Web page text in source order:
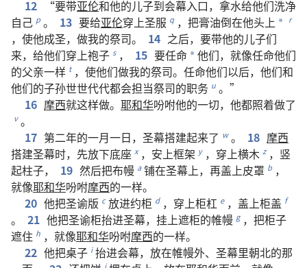
12
“要带亚伦和他的儿子到会幕入口， 拿水给他们洗净
自己 p 。 13 要给亚伦穿上圣服 q ， 把膏油倒在他头上 * r
， 使他成圣， 做我的祭司。 14 之后， 要带他的儿子们
来， 给他们穿上袍子 s ， 15 要任命 *他们， 就像任命他们
的父亲一样 t ， 使他们做我的祭司。 任命他们以后， 他们和
他们的子孙世世代代都会担当祭司的职务 u 。”
16 摩西就这样做。 耶和华吩咐他的一切， 他都照着做了
v 。
17 第二年的一月一日， 圣幕搭建起来了 w 。 18 摩西
搭建圣幕时， 先放下底座 x ， 安上框架 y ， 穿上横木 z ， 竖
起柱子， 19 然后把布幔 a 铺在圣幕上， 再盖上皮罩 b ，
就像耶和华吩咐摩西的一样。
20 他把圣谕版 c 放进约柜 d ， 穿上柜杠 e ， 盖上柜盖 f
。 21 他把圣谕柜抬进圣幕， 挂上遮柜的帷幔 g ， 把柜子
遮住 h ， 就像耶和华吩咐摩西的一样。
22 他把桌子 i 抬进会幕， 放在帷幔外、 圣幕里朝北的那